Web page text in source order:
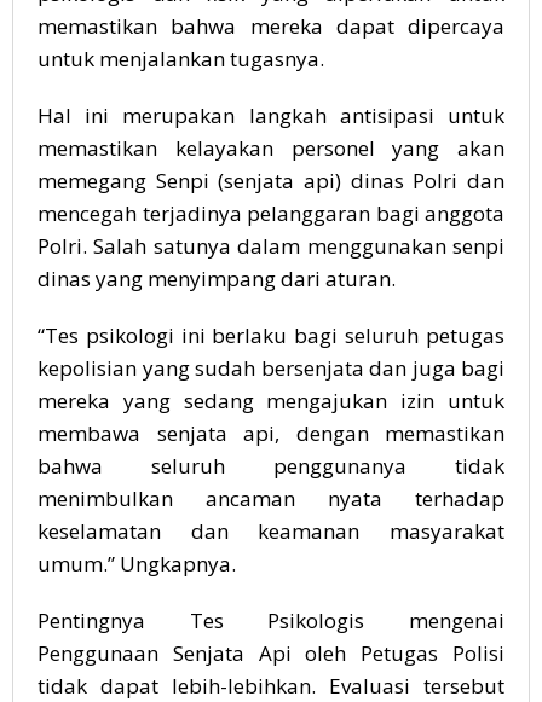
memastikan bahwa mereka dapat dipercaya
untuk menjalankan tugasnya.
Hal ini merupakan langkah antisipasi untuk
memastikan kelayakan personel yang akan
memegang Senpi (senjata api) dinas Polri dan
mencegah terjadinya pelanggaran bagi anggota
Polri. Salah satunya dalam menggunakan senpi
dinas yang menyimpang dari aturan.
“Tes psikologi ini berlaku bagi seluruh petugas
kepolisian yang sudah bersenjata dan juga bagi
mereka yang sedang mengajukan izin untuk
membawa senjata api, dengan memastikan
bahwa seluruh penggunanya tidak
menimbulkan ancaman nyata terhadap
keselamatan dan keamanan masyarakat
umum.” Ungkapnya.
Pentingnya Tes Psikologis mengenai
Penggunaan Senjata Api oleh Petugas Polisi
tidak dapat lebih-lebihkan. Evaluasi tersebut